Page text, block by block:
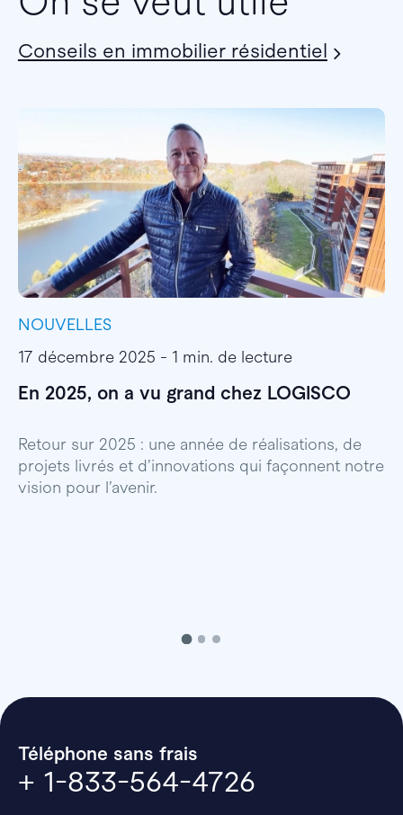
Conseils en immobilier résidentiel
NOUVELLES
17 décembre 2025 - 1 min. de lecture
En 2025, on a vu grand chez LOGISCO
Retour sur 2025 : une année de réalisations, de
projets livrés et d’innovations qui façonnent notre
vision pour l’avenir.
Téléphone sans frais
+ 1-833-564-4726